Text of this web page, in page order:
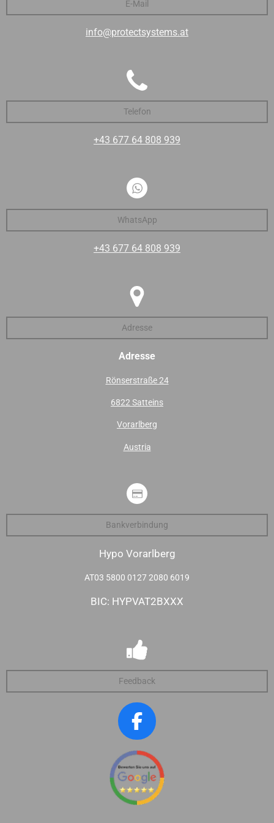
E-Mail
info@protectsystems.at
Telefon
+43 677 64 808 939
WhatsApp
+43 677 64 808 939
Adresse
Adresse
Rönserstraße 24
6822 Satteins
Vorarlberg
Austria
Bankverbindung
Hypo Vorarlberg
AT03 5800 0127 2080 6019
BIC: HYPVAT2BXXX
Feedback
F
a
c
e
b